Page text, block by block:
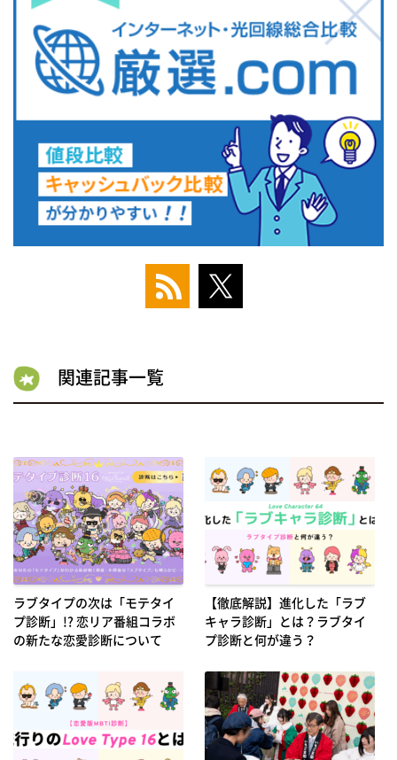
関連記事一覧
ラブタイプの次は「モテタイ
プ診断」!? 恋リア番組コラボ
の新たな恋愛診断について
【徹底解説】進化した「ラブ
キャラ診断」とは？ラブタイ
プ診断と何が違う？